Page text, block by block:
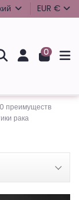
EUR €
0
преимуществ
рака